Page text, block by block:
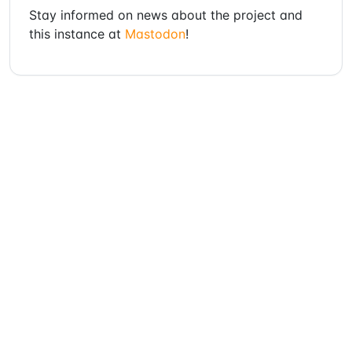
Stay informed on news about the project and
this instance at Mastodon!